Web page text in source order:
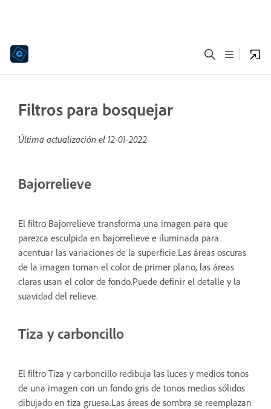
Filtros para bosquejar
Última actualización el 12-01-2022
Bajorrelieve
El filtro Bajorrelieve transforma una imagen para que
parezca esculpida en bajorrelieve e iluminada para
acentuar las variaciones de la superficie.Las áreas oscuras
de la imagen toman el color de primer plano, las áreas
claras usan el color de fondo.Puede definir el detalle y la
suavidad del relieve.
Tiza y carboncillo
El filtro Tiza y carboncillo redibuja las luces y medios tonos
de una imagen con un fondo gris de tonos medios sólidos
dibujado en tiza gruesa.Las áreas de sombra se reemplazan